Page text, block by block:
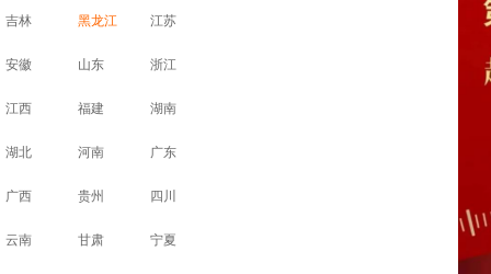
吉林 黑龙江 江苏
安徽 山东 浙江
江西 福建 湖南
湖北 河南 广东
广西 贵州 四川
云南 甘肃 宁夏